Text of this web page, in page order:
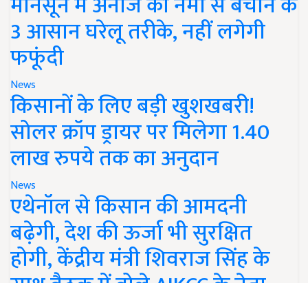
3 आसान घरेलू तरीके, नहीं लगेगी
फफूंदी
News
किसानों के लिए बड़ी खुशखबरी!
सोलर क्रॉप ड्रायर पर मिलेगा 1.40
लाख रुपये तक का अनुदान
News
एथेनॉल से किसान की आमदनी
बढ़ेगी, देश की ऊर्जा भी सुरक्षित
होगी, केंद्रीय मंत्री शिवराज सिंह के